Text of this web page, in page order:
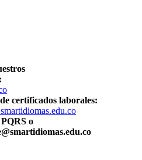
certificados laborales:
o